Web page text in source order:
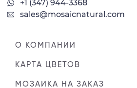
+1 (347) 944-3368
sales@mosaicnatural.com
О КОМПАНИИ
КАРТА ЦВЕТОВ
МОЗАИКА НА ЗАКАЗ